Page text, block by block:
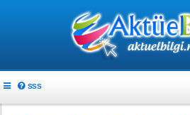
SSS